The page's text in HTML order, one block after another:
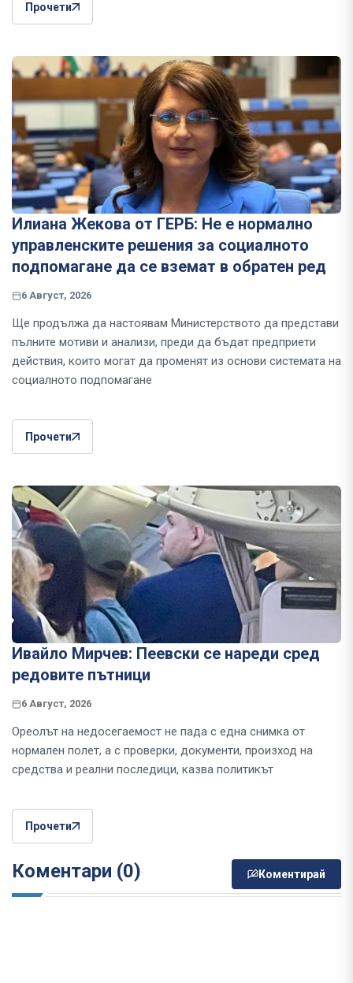
Прочети
Илиана Жекова от ГЕРБ: Не е нормално
управленските решения за социалното
подпомагане да се вземат в обратен ред
6 Август, 2026
Ще продължа да настоявам Министерството да представи
пълните мотиви и анализи, преди да бъдат предприети
действия, които могат да променят из основи системата на
социалното подпомагане
Прочети
Ивайло Мирчев: Пеевски се нареди сред
редовите пътници
6 Август, 2026
Ореолът на недосегаемост не пада с една снимка от
нормален полет, а с проверки, документи, произход на
средства и реални последици, казва политикът
Прочети
Коментари (0) Коментирай